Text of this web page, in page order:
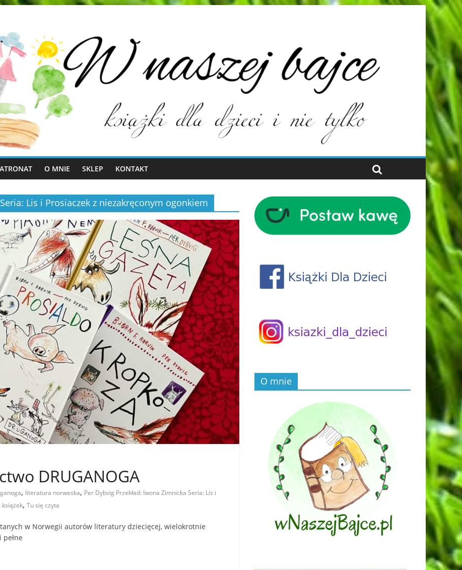
O MNIE SKLEP KONTAKT
Lis i Prosiaczek z niezakręconym ogonkiem
DRUGANOGA
, literatura norweska, Per Dybvig Przekład: Iwona Zimnicka Seria: Lis i
książek, Tu się czyta
w Norwegii autorów literatury dziecięcej, wielokrotnie
O mnie